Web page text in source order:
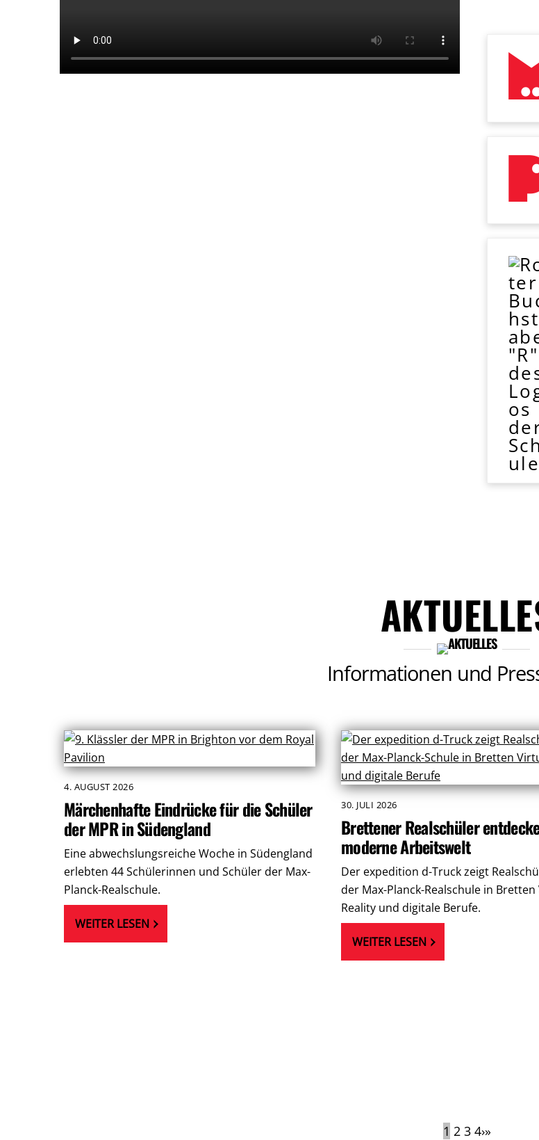
Informationen und
4. AUGUST 2026
Märchenhafte Eindrücke für die Schüler
der MPR in Südengland
Eine abwechslungsreiche Woche in Südengland
erlebten 44 Schülerinnen und Schüler der Max-
Planck-Realschule.
WEITER LESEN
30. JULI 2026
Brettener Realschüler
moderne Arbeitswelt
Der expedition d-Truck zeigt
der Max-Planck-Realschule in
Reality und digitale Berufe.
WEITER LESEN
1 2 3 4›»